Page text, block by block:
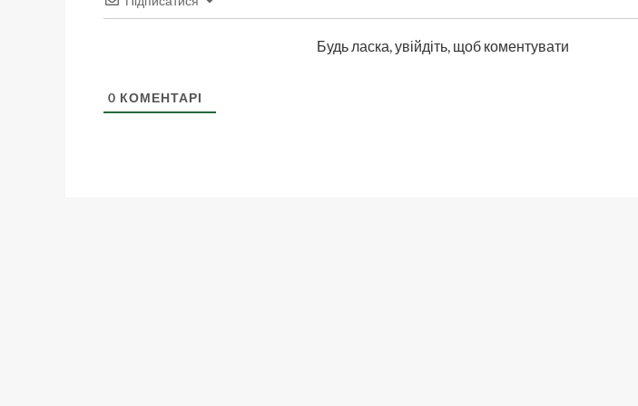
Будь ласка, увійдіть, щоб коментувати
0 КОМЕНТАРІ